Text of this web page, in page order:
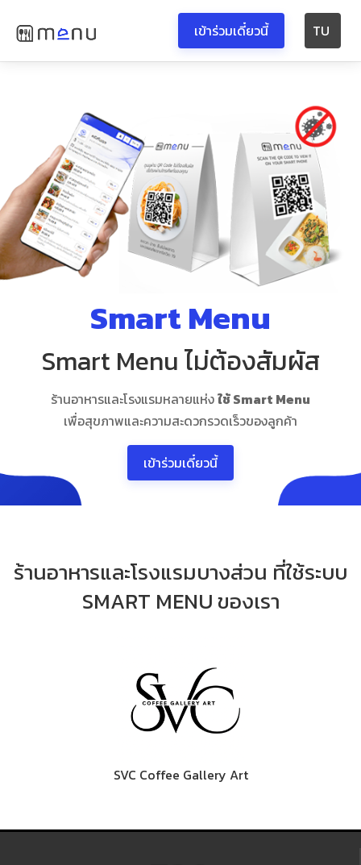
เข้าร่วมเดี๋ยวนี้ TU
Smart Menu
Smart Menu ไม่ต้องสัมผัส
ร้านอาหารและโรงแรมหลายแห่งใช้ Smart Menu
เพื่อสุขภาพและความสะดวกรวดเร็วของลูกค้า
เข้าร่วมเดี๋ยวนี้
ร้านอาหารและโรงแรมบางส่วน ที่ใช้ระบบ
SMART MENU ของเรา
SVC Coffee Gallery Art